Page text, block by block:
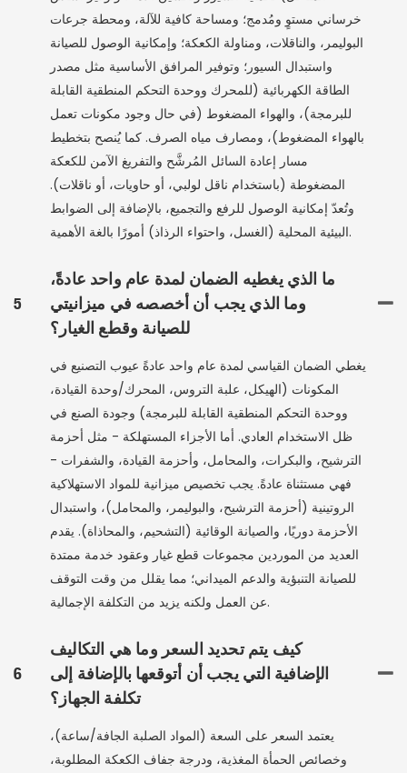
خرساني مستوٍ ومُدمج؛ ومساحة كافية للآلة، ومحطة جرعات
البوليمر، والناقلات، ومناولة الكعكة؛ وإمكانية الوصول للصيانة
واستبدال السيور؛ وتوفير المرافق الأساسية مثل مصدر
الطاقة الكهربائية (للمحرك ووحدة التحكم المنطقية القابلة
للبرمجة)، والهواء المضغوط (في حال وجود مكونات تعمل
بالهواء المضغوط)، ومصارف مياه الصرف. كما يُنصح بتخطيط
مسار إعادة السائل المُرشَّح والتفريغ الآمن للكعكة
المضغوطة (باستخدام ناقل لولبي، أو حاويات، أو ناقلات).
وتُعدّ إمكانية الوصول للرفع والتجميع، بالإضافة إلى الضوابط
البيئية المحلية (الغسل، واحتواء الرذاذ) أمورًا بالغة الأهمية.
5
ما الذي يغطيه الضمان لمدة عام واحد عادةً،
وما الذي يجب أن أخصصه في ميزانيتي
للصيانة وقطع الغيار؟
يغطي الضمان القياسي لمدة عام واحد عادةً عيوب التصنيع في
المكونات (الهيكل، علبة التروس، المحرك/وحدة القيادة،
ووحدة التحكم المنطقية القابلة للبرمجة) وجودة الصنع في
ظل الاستخدام العادي. أما الأجزاء المستهلكة - مثل أحزمة
الترشيح، والبكرات، والمحامل، وأحزمة القيادة، والشفرات -
فهي مستثناة عادةً. يجب تخصيص ميزانية للمواد الاستهلاكية
الروتينية (أحزمة الترشيح، والبوليمر، والمحامل)، واستبدال
الأحزمة دوريًا، والصيانة الوقائية (التشحيم، والمحاذاة). يقدم
العديد من الموردين مجموعات قطع غيار وعقود خدمة ممتدة
للصيانة التنبؤية والدعم الميداني؛ مما يقلل من وقت التوقف
عن العمل ولكنه يزيد من التكلفة الإجمالية.
6
كيف يتم تحديد السعر وما هي التكاليف
الإضافية التي يجب أن أتوقعها بالإضافة إلى
تكلفة الجهاز؟
يعتمد السعر على السعة (المواد الصلبة الجافة/ساعة)،
وخصائص الحمأة المغذية، ودرجة جفاف الكعكة المطلوبة،